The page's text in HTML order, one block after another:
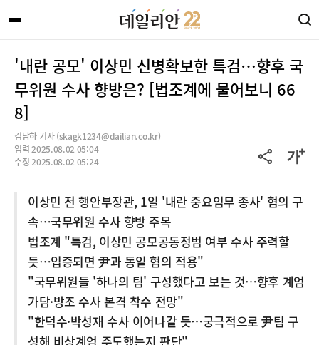
'내란 공모' 이상민 신병확보한 특검…향후 국
무위원 수사 향방은? [법조계에 물어보니 66
8]
김남하 기자 (skagk1234@dailian.co.kr)
입력 2025.08.02 05:04
수정 2025.08.02 05:24
이상민 전 행안부장관, 1일 '내란 중요임무 종사' 혐의 구
속…국무위원 수사 향방 주목
법조계 "특검, 이상민 공모공동정범 여부 수사 주력할
듯…입증되면 尹과 동일 혐의 적용"
"국무위원들 '하나의 팀' 구성했다고 보는 것…향후 계엄
가담·방조 수사 본격 착수 전망"
"한덕수·박성재 수사 이어나갈 듯…궁극적으로 尹팀 구
성해 비상계엄 주도했는지 판단"